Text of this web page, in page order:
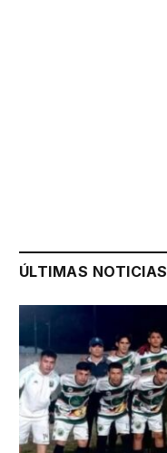
ÚLTIMAS NOTICIAS